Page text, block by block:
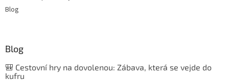
Blog
Blog
🎒 Cestovní hry na dovolenou: Zábava, která se vejde do
kufru